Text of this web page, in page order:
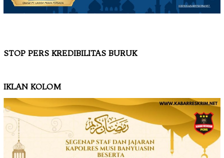
STOP PERS KREDIBILITAS BURUK
IKLAN KOLOM